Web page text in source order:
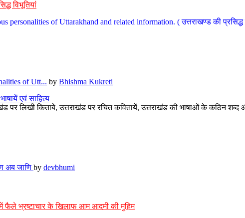
विभूतियां
of Uttarakhand and related information. ( उत्तराखण्ड की प्रसिद्ध
of Utt... by Bhishma Kukreti
एवं साहित्य
पर लिखी किताबे, उत्तराखंड पर रचित कवितायें, उत्तराखंड की भाषाओं के कठिन शब्द
अब जाणि by devbhumi
फैले भ्रष्टाचार के खिलाफ आम आदमी की मुहिम